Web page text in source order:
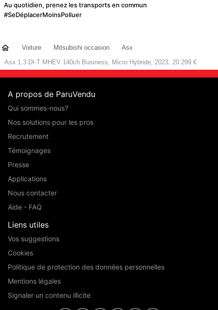
Au quotidien, prenez les transports en commun
#SeDéplacerMoinsPolluer
Voiture Mitsubishi occasion
Asx
Asx 1.3 DI-T MHEV 140ch Business, Micro Hybride, 2023, 20 299 €
A propos de ParuVendu
Qui sommes-nous?
Nos solutions pour les pros
Recrutement
Témoignages
Presse
Applications
Nous contacter
Aide - FAQ
Liens utiles
Vos suggestions
Cookies
Politique de protection des données personnelles
Mentions légales
Signaler un contenu illicite